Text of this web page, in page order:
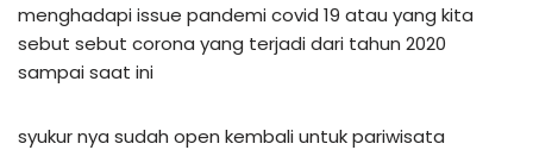
menghadapi issue pandemi covid 19 atau yang kita
sebut sebut corona yang terjadi dari tahun 2020
sampai saat ini
syukur nya sudah open kembali untuk pariwisata